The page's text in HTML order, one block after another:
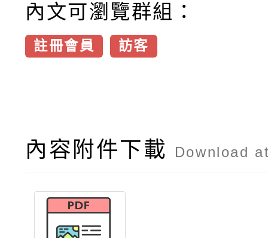
內文可瀏覽群組：
註冊會員 訪客
內容附件下載 Download